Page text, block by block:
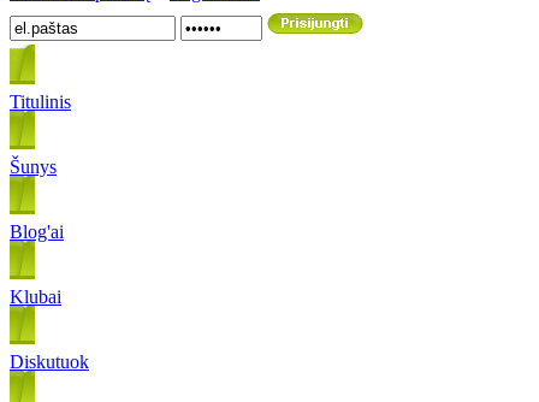
Titulinis
Šunys
Blog'ai
Klubai
Diskutuok